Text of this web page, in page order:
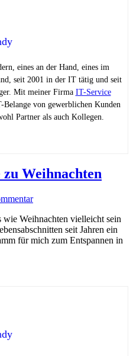
eines an der Hand, eines im
seit 2001 in der IT tätig und seit
Mit meiner Firma IT-Service
von gewerblichen Kunden
Partner als auch Kollegen.
Weihnachten
Weihnachten vielleicht sein
seit Jahren ein
für mich zum Entspannen in